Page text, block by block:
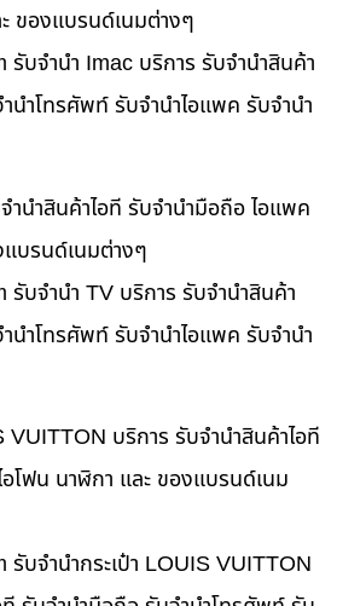
ของแบรนด์เนมต่างๆ
บจำนำ Imac บริการ รับจำนำสินค้า
นำโทรศัพท์ รับจำนำไอแพค รับจำนำ
ำนำสินค้าไอที รับจำนำมือถือ ไอแพค
บรนด์เนมต่างๆ
บจำนำ TV บริการ รับจำนำสินค้า
นำโทรศัพท์ รับจำนำไอแพค รับจำนำ
VUITTON บริการ รับจำนำสินค้าไอที
โฟน นาฬิกา และ ของแบรนด์เนม
บจำนำกระเป๋า LOUIS VUITTON